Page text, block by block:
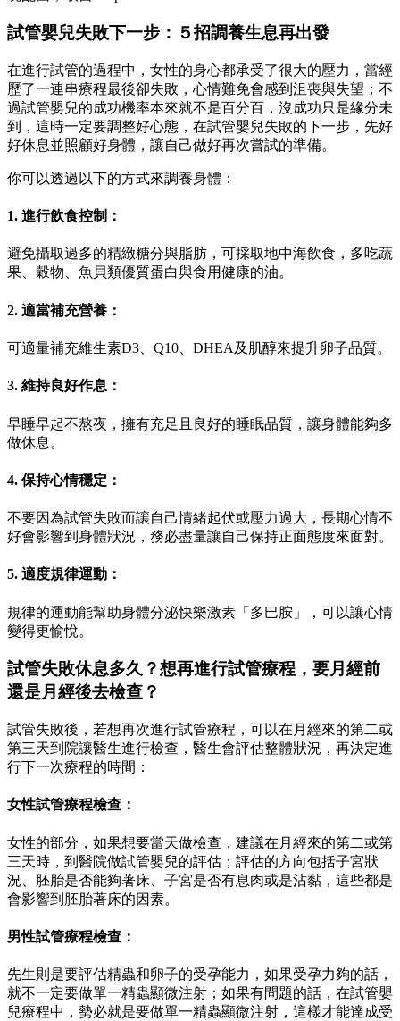
試管嬰兒失敗下一步：５招調養生息再出發
在進行試管的過程中，女性的身心都承受了很大的壓力，當經
歷了一連串療程最後卻失敗，心情難免會感到沮喪與失望；不
過試管嬰兒的成功機率本來就不是百分百，沒成功只是緣分未
到，這時一定要調整好心態，在試管嬰兒失敗的下一步，先好
好休息並照顧好身體，讓自己做好再次嘗試的準備。
你可以透過以下的方式來調養身體：
1. 進行飲食控制：
避免攝取過多的精緻糖分與脂肪，可採取地中海飲食，多吃蔬
果、穀物、魚貝類優質蛋白與食用健康的油。
2. 適當補充營養：
可適量補充維生素D3、Q10、DHEA及肌醇來提升卵子品質。
3. 維持良好作息：
早睡早起不熬夜，擁有充足且良好的睡眠品質，讓身體能夠多
做休息。
4. 保持心情穩定：
不要因為試管失敗而讓自己情緒起伏或壓力過大，長期心情不
好會影響到身體狀況，務必盡量讓自己保持正面態度來面對。
5. 適度規律運動：
規律的運動能幫助身體分泌快樂激素「多巴胺」，可以讓心情
變得更愉悅。
試管失敗休息多久？想再進行試管療程，要月經前
還是月經後去檢查？
試管失敗後，若想再次進行試管療程，可以在月經來的第二或
第三天到院讓醫生進行檢查，醫生會評估整體狀況，再決定進
行下一次療程的時間：
女性試管療程檢查：
女性的部分，如果想要當天做檢查，建議在月經來的第二或第
三天時，到醫院做試管嬰兒的評估；評估的方向包括子宮狀
況、胚胎是否能夠著床、子宮是否有息肉或是沾黏，這些都是
會影響到胚胎著床的因素。
男性試管療程檢查：
先生則是要評估精蟲和卵子的受孕能力，如果受孕力夠的話，
就不一定要做單一精蟲顯微注射；如果有問題的話，在試管嬰
兒療程中，勢必就是要做單一精蟲顯微注射 ，這樣才能達成受